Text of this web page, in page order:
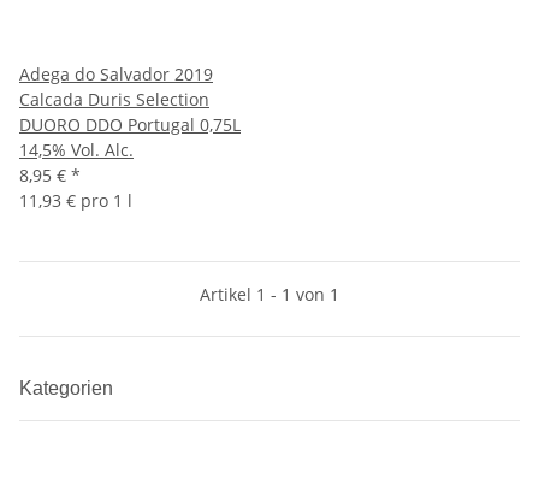
Adega do Salvador 2019
Calcada Duris Selection
DUORO DDO Portugal 0,75L
14,5% Vol. Alc.
8,95 € *
11,93 € pro 1 l
Artikel 1 - 1 von 1
Kategorien